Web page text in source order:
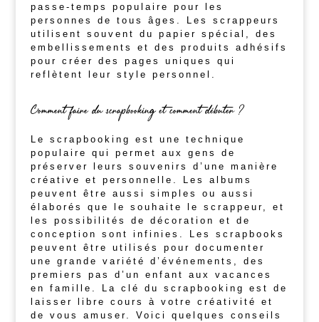
passe-temps populaire pour les
personnes de tous âges. Les scrappeurs
utilisent souvent du papier spécial, des
embellissements et des produits adhésifs
pour créer des pages uniques qui
reflètent leur style personnel.
Comment faire du scrapbooking et comment débuter ?
Le scrapbooking est une technique
populaire qui permet aux gens de
préserver leurs souvenirs d’une manière
créative et personnelle. Les albums
peuvent être aussi simples ou aussi
élaborés que le souhaite le scrappeur, et
les possibilités de décoration et de
conception sont infinies. Les scrapbooks
peuvent être utilisés pour documenter
une grande variété d’événements, des
premiers pas d’un enfant aux vacances
en famille. La clé du scrapbooking est de
laisser libre cours à votre créativité et
de vous amuser. Voici quelques conseils